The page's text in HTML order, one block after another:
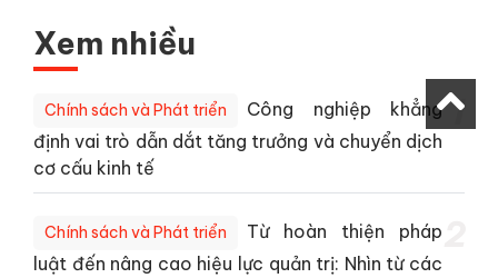
Xem nhiều
Chính sách và Phát triển
Công nghiệp khẳng
định vai trò dẫn dắt tăng trưởng và chuyển dịch
cơ cấu kinh tế
1
Chính sách và Phát triển
Từ hoàn thiện pháp
luật đến nâng cao hiệu lực quản trị: Nhìn từ các